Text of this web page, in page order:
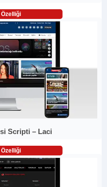
Scripti – Laci